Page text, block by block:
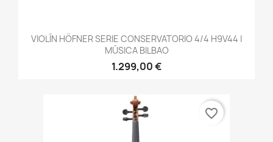
VIOLÍN HÖFNER SERIE CONSERVATORIO 4/4 H9V44 |
MÚSICA BILBAO
1.299,00 €
favorite_border